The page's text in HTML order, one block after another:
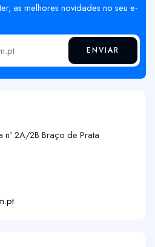
as melhores novidades no seu e-
ENVIAR
nº 2A/2B Braço de Prata